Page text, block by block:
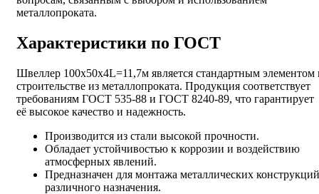
металлопроката.
Характеристики по ГОСТ
Швеллер 100х50х4L=11,7м является стандартным элементом
строительстве из металлопроката. Продукция соответствует
требованиям ГОСТ 535-88 и ГОСТ 8240-89, что гарантирует
её высокое качество и надежность.
Производится из стали высокой прочности.
Обладает устойчивостью к коррозии и воздействию
атмосферных явлений.
Предназначен для монтажа металлических конструкций
различного назначения.